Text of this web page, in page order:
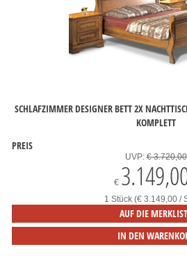
SCHLAFZIMMER DESIGNER BETT 2X
KOMPLETT
PREIS
UVP:€ 3.720,00
€
1 Stück (€ 3.149,00 /
AUF DIE
IN DEN